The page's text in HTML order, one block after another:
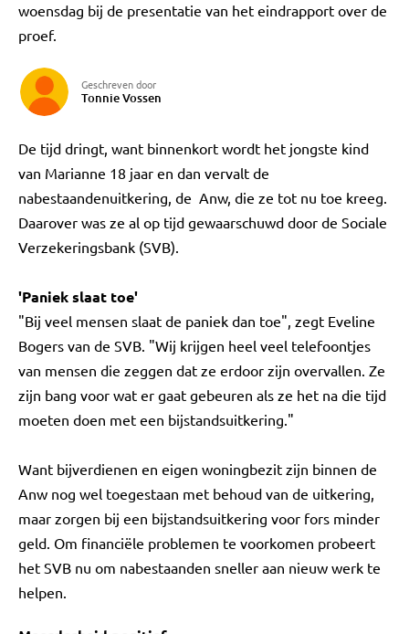
woensdag bij de presentatie van het eindrapport over de
proef.
Geschreven door
Tonnie Vossen
De tijd dringt, want binnenkort wordt het jongste kind
van Marianne 18 jaar en dan vervalt de
nabestaandenuitkering, de Anw, die ze tot nu toe kreeg.
Daarover was ze al op tijd gewaarschuwd door de Sociale
Verzekeringsbank (SVB).
'Paniek slaat toe'
"Bij veel mensen slaat de paniek dan toe", zegt Eveline
Bogers van de SVB. "Wij krijgen heel veel telefoontjes
van mensen die zeggen dat ze erdoor zijn overvallen. Ze
zijn bang voor wat er gaat gebeuren als ze het na die tijd
moeten doen met een bijstandsuitkering."
Want bijverdienen en eigen woningbezit zijn binnen de
Anw nog wel toegestaan met behoud van de uitkering,
maar zorgen bij een bijstandsuitkering voor fors minder
geld. Om financiële problemen te voorkomen probeert
het SVB nu om nabestaanden sneller aan nieuw werk te
helpen.